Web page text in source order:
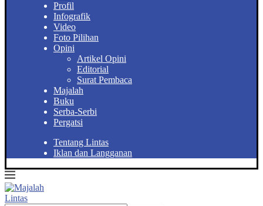
Profil
Infografik
Video
Foto Pilihan
Opini
Artikel Opini
Editorial
Surat Pembaca
Majalah
Buku
Serba-Serbi
Pergatsi
Tentang Lintas
Iklan dan Langganan